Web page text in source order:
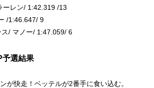
ーレン/ 1:42.319 /13
/1:46.647/ 9
/ マノー/ 1:47.059/ 6
予選結果
が快走！ベッテルが2番手に食い込む。